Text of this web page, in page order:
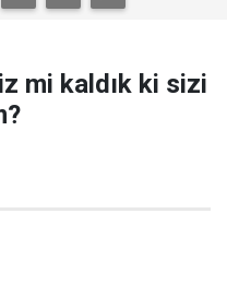
mi kaldık ki sizi